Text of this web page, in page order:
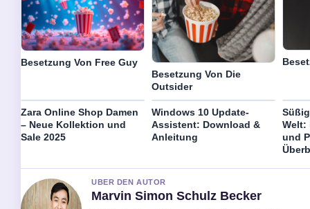
Besetzung Von Free Guy
Besetzung Von Die
Outsider
Zara Online Shop Damen
– Neue Kollektion und
Sale 2025
Windows 10 Update-
Assistent: Download &
Anleitung
Welt:
und
UBER DEN AUTOR
Marvin Simon Schulz Becker